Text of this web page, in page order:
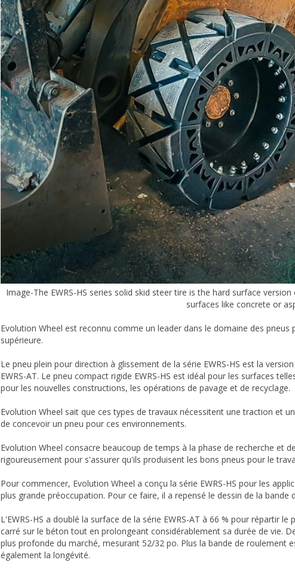
Image-The EWRS-HS series solid skid steer tire is the hard surface
surfaces like concrete or
Evolution Wheel est reconnu comme un leader dans le domaine des
supérieure.
Le pneu plein pour direction à glissement de la série EWRS-HS est la
EWRS-AT. Le pneu compact rigide EWRS-HS est idéal pour les surfaces
pour les nouvelles constructions, les opérations de pavage et de recyclage.
Evolution Wheel sait que ces types de travaux nécessitent une traction et
de concevoir un pneu pour ces environnements.
Evolution Wheel consacre beaucoup de temps à la phase de recherche et
rigoureusement pour s'assurer qu'ils produisent les bons pneus pour le
Pour commencer, Evolution Wheel a conçu la série EWRS-HS pour les
plus grande préoccupation. Pour ce faire, il a repensé le dessin de la
L'EWRS-HS a doublé la surface de la série EWRS-AT à 66 % pour répartir
carré sur le béton tout en prolongeant considérablement sa durée de vie.
plus profonde du marché, mesurant 52/32 po. Plus la bande de roulement
également la longévité.